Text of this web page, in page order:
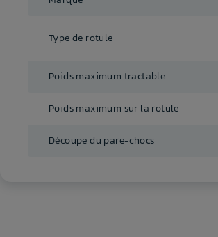
Type de rotule
Poids maximum tractable
Poids maximum sur la rotule
Découpe du pare-chocs